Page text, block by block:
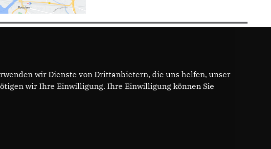
wir Dienste von Drittanbietern, die uns helfen, unser
wir Ihre Einwilligung. Ihre Einwilligung können Sie